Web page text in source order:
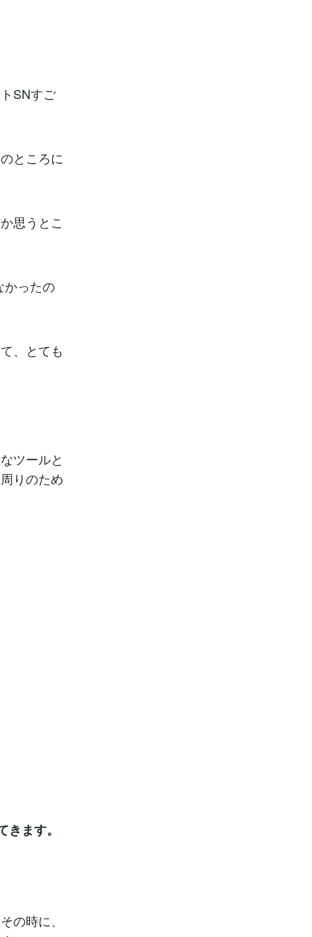
SNすご
ところに
思うとこ
かったの
、とても
ツールと
りのため
ます。
の時に、